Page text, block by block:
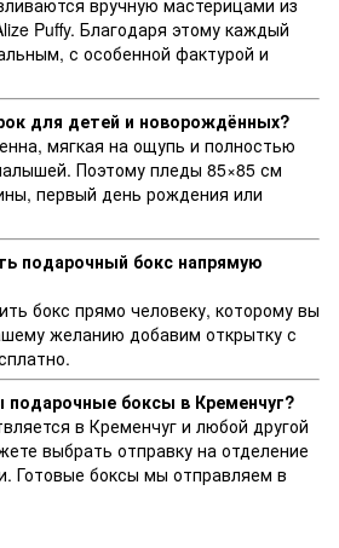
Puffy. Благодаря этому каждый
с особенной фактурой и
для детей и новорождённых?
мягкая на ощупь и полностью
Поэтому пледы 85×85 см
первый день рождения или
подарочный бокс напрямую
бокс прямо человеку, которому вы
желанию добавим открытку с
боксы в Кременчуг?
в Кременчуг и любой другой
выбрать отправку на отделение
Готовые боксы мы отправляем в